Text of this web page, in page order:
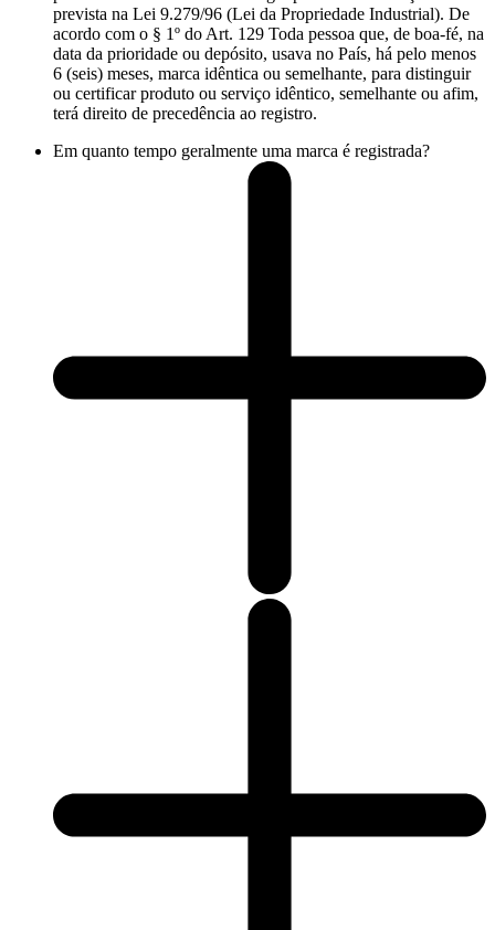
prevista na Lei 9.279/96 (Lei da Propriedade Industrial). De
acordo com o § 1º do Art. 129 Toda pessoa que, de boa-fé, na
data da prioridade ou depósito, usava no País, há pelo menos
6 (seis) meses, marca idêntica ou semelhante, para distinguir
ou certificar produto ou serviço idêntico, semelhante ou afim,
terá direito de precedência ao registro.
Em quanto tempo geralmente uma marca é registrada?